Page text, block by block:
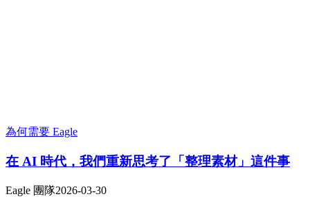
為何需要 Eagle
在 AI 時代，我們重新思考了「整理素材」這件事
Eagle 團隊2026-03-30